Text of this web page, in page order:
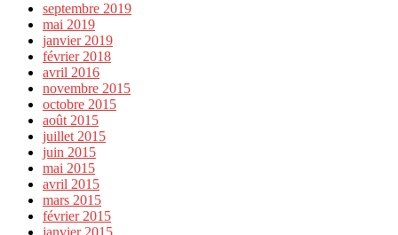
septembre 2019
mai 2019
janvier 2019
février 2018
avril 2016
novembre 2015
octobre 2015
août 2015
juillet 2015
juin 2015
mai 2015
avril 2015
mars 2015
février 2015